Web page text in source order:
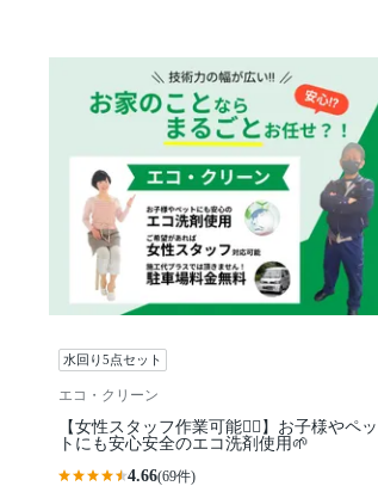
水回り5点セット
エコ・クリーン
【女性スタッフ作業可能🙆‍♀️】お子様やペッ
トにも安心安全のエコ洗剤使用🌱
4.66(69件)